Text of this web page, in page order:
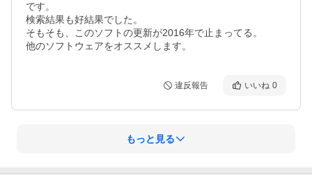
です。
検索結果も好結果でした。
そもそも、このソフトの更新が2016年で止まってる。
他のソフトウェアをオススメします。
違反報告 いいね 0
もっと見る